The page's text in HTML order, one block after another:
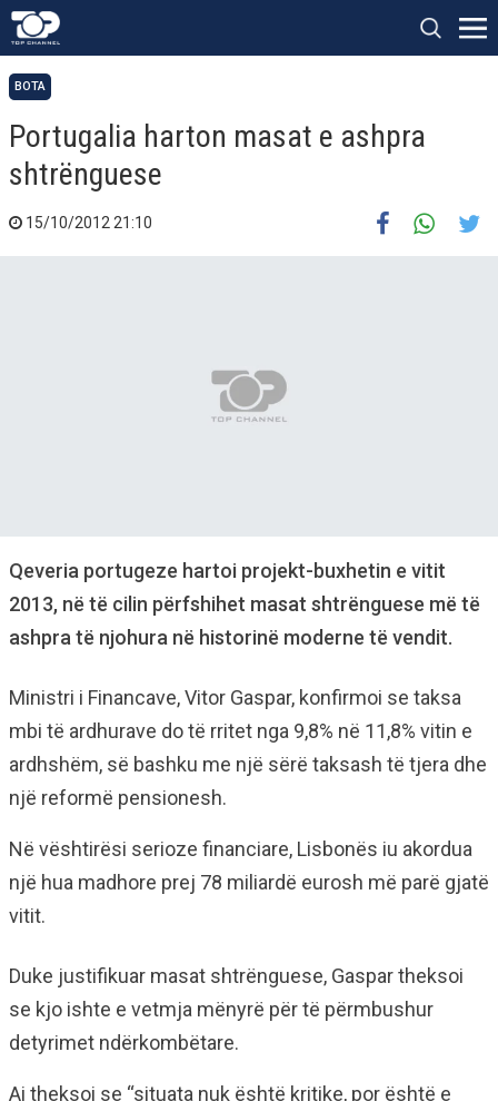
BOTA
Portugalia harton masat e ashpra
shtrënguese
15/10/2012 21:10
Qeveria portugeze hartoi projekt-buxhetin e vitit
2013, në të cilin përfshihet masat shtrënguese më të
ashpra të njohura në historinë moderne të vendit.
Ministri i Financave, Vitor Gaspar, konfirmoi se taksa
mbi të ardhurave do të rritet nga 9,8% në 11,8% vitin e
ardhshëm, së bashku me një sërë taksash të tjera dhe
një reformë pensionesh.
Në vështirësi serioze financiare, Lisbonës iu akordua
një hua madhore prej 78 miliardë eurosh më parë gjatë
vitit.
Duke justifikuar masat shtrënguese, Gaspar theksoi
se kjo ishte e vetmja mënyrë për të përmbushur
detyrimet ndërkombëtare.
Ai theksoi se “situata nuk është kritike, por është e